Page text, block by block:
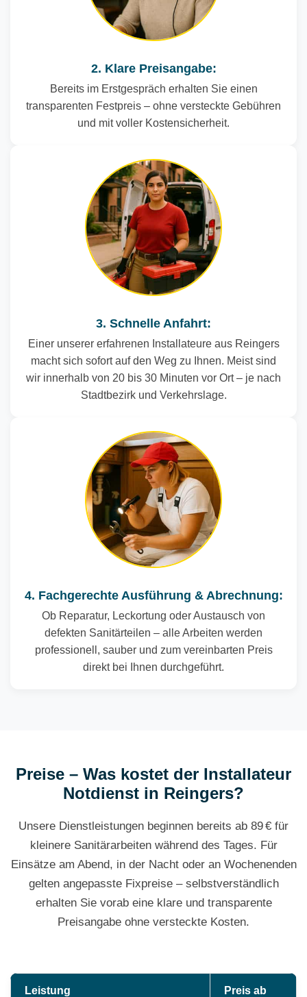
2. Klare Preisangabe:
Bereits im Erstgespräch erhalten Sie einen
transparenten Festpreis – ohne versteckte Gebühren
und mit voller Kostensicherheit.
3. Schnelle Anfahrt:
Einer unserer erfahrenen Installateure aus Reingers
macht sich sofort auf den Weg zu Ihnen. Meist sind
wir innerhalb von 20 bis 30 Minuten vor Ort – je nach
Stadtbezirk und Verkehrslage.
4. Fachgerechte Ausführung & Abrechnung:
Ob Reparatur, Leckortung oder Austausch von
defekten Sanitärteilen – alle Arbeiten werden
professionell, sauber und zum vereinbarten Preis
direkt bei Ihnen durchgeführt.
Preise – Was kostet der Installateur
Notdienst in Reingers?
Unsere Dienstleistungen beginnen bereits ab 89 € für
kleinere Sanitärarbeiten während des Tages. Für
Einsätze am Abend, in der Nacht oder an Wochenenden
gelten angepasste Fixpreise – selbstverständlich
erhalten Sie vorab eine klare und transparente
Preisangabe ohne versteckte Kosten.
Leistung Preis ab